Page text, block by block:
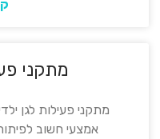
מתקני
מתקני פעילות לגן
אמצעי חשוב לפיתוח